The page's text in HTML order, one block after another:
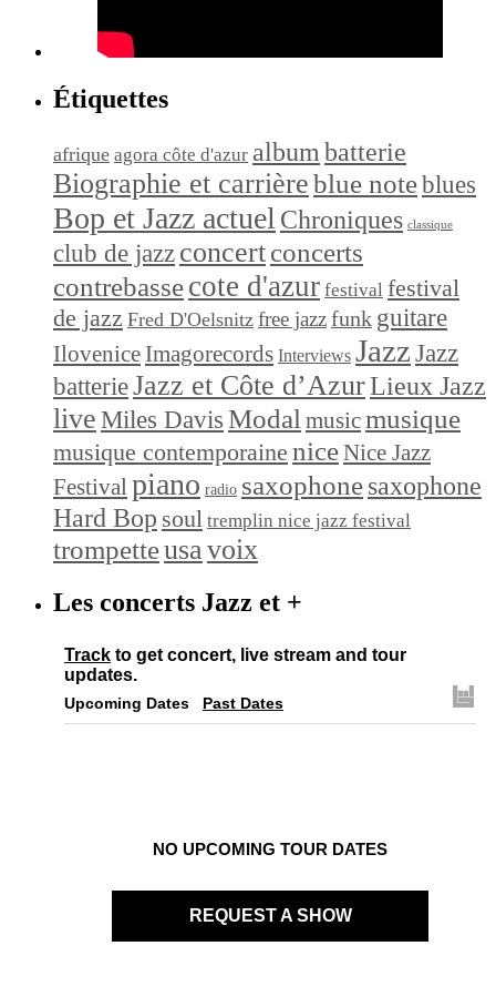
Étiquettes
afrique agora côte d'azur album batterie
Biographie et carrièreblue noteblues
Bop et Jazz actuel Chroniques classique
club de jazz concertconcerts
contrebassecote d'azur festival festival
de jazz Fred D'Oelsnitz free jazzfunk guitare
Ilovenice Imagorecords Interviews Jazz Jazz
batterieJazz et Côte d’AzurLieux Jazz
live Miles Davis Modal musicmusique
musique contemporaine niceNice Jazz
Festival piano radio saxophonesaxophone
Hard Bop soul tremplin nice jazz festival
trompetteusa voix
Les concerts Jazz et +
Track to get concert, live stream and tour
updates.
Upcoming Dates Past Dates
NO UPCOMING TOUR DATES
REQUEST A SHOW